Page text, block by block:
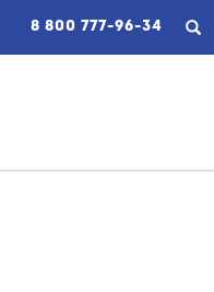
8 800 777-96-34